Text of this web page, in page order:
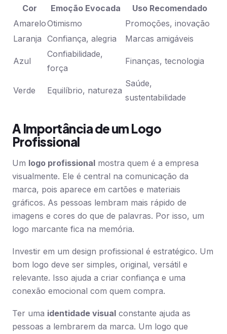
Cor Emoção Evocada
Uso Recomendado
AmareloOtimismo
Promoções, inovação
Laranja Confiança, alegria Marcas amigáveis
Azul
Confiabilidade,
força
Finanças, tecnologia
Verde Equilíbrio, natureza
Saúde,
sustentabilidade
A Importância de um Logo
Profissional
Um logo profissional mostra quem é a empresa
visualmente. Ele é central na comunicação da
marca, pois aparece em cartões e materiais
gráficos. As pessoas lembram mais rápido de
imagens e cores do que de palavras. Por isso, um
logo marcante fica na memória.
Investir em um design profissional é estratégico. Um
bom logo deve ser simples, original, versátil e
relevante. Isso ajuda a criar confiança e uma
conexão emocional com quem compra.
Ter uma identidade visual constante ajuda as
pessoas a lembrarem da marca. Um logo que